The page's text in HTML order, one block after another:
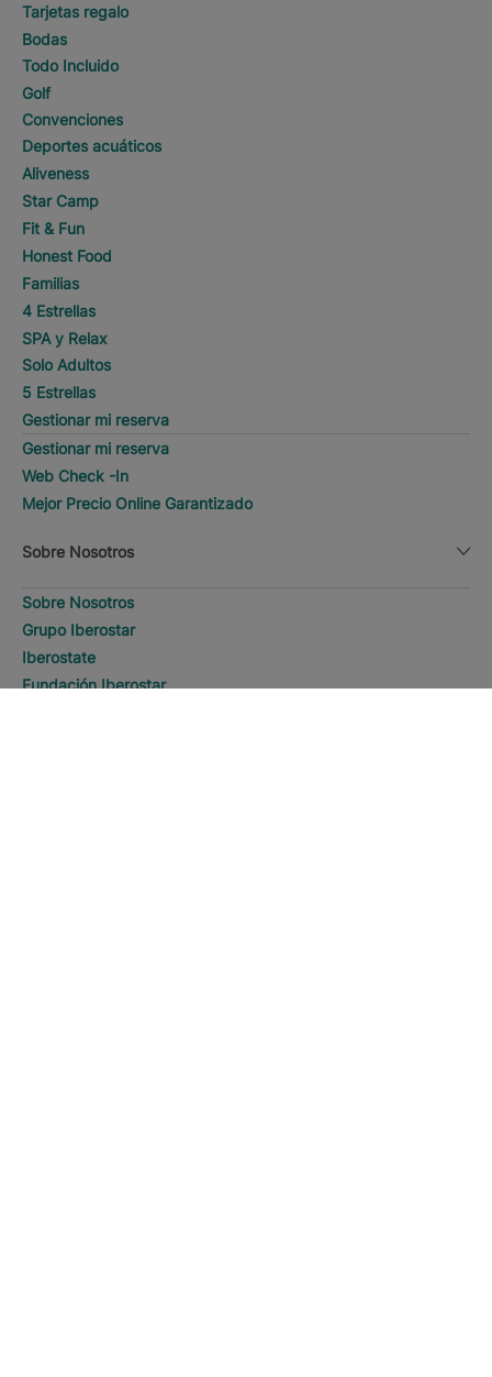
Tarjetas regalo
Bodas
Todo Incluido
Golf
Convenciones
Deportes acuáticos
Aliveness
Star Camp
Fit & Fun
Honest Food
Familias
4 Estrellas
SPA y Relax
Solo Adultos
5 Estrellas
Gestionar mi reserva
Gestionar mi reserva
Web Check -In
Mejor Precio Online Garantizado
Sobre Nosotros
Sobre Nosotros
Grupo Iberostar
Iberostate
Fundación Iberostar